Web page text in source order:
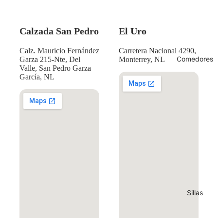
Comedores
Sillas
Calzada San Pedro
Calz. Mauricio Fernández
Garza 215-Nte, Del
Valle, San Pedro Garza
García, NL
El Uro
Carretera Nacional 4290,
Monterrey, NL